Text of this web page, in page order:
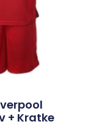
+ Kratke